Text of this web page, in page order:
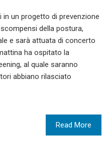
in un progetto di prevenzione
della postura,
e sarà attuata di concerto
ha ospitato la
al quale saranno
abbiano rilasciato
Read More